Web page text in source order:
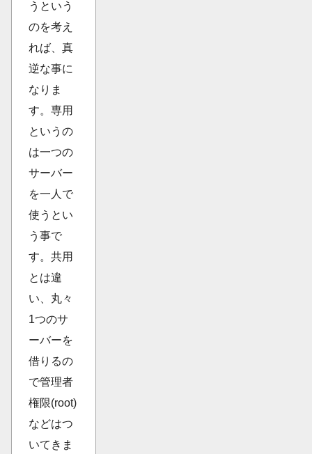
うという
のを考え
れば、真
逆な事に
なりま
す。専用
というの
は一つの
サーバー
を一人で
使うとい
う事で
す。共用
とは違
い、丸々
1つのサ
ーバーを
借りるの
で管理者
権限(root)
などはつ
いてきま